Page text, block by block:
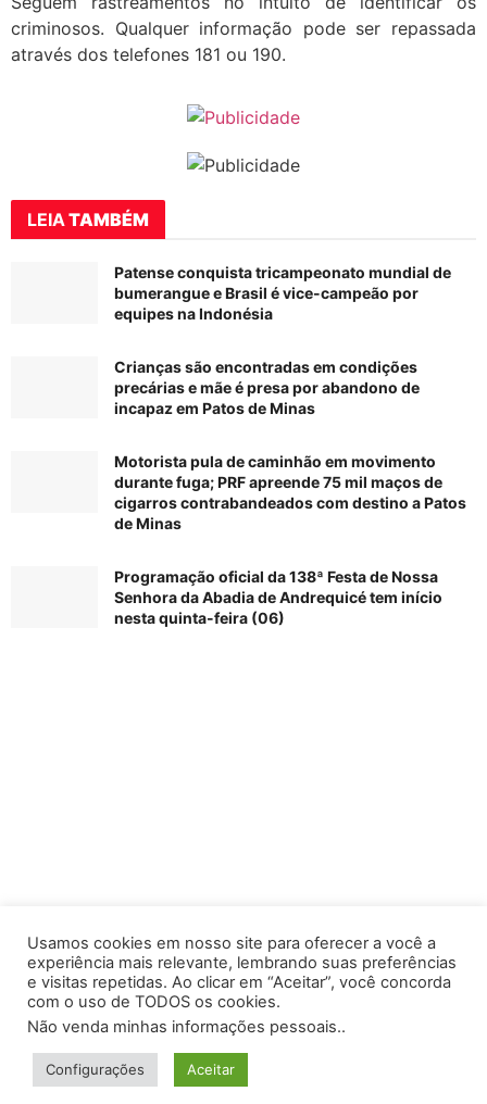
criminosos. Qualquer informação pode ser repassada
através dos telefones 181 ou 190.
LEIA TAMBÉM
Patense conquista tricampeonato mundial de
bumerangue e Brasil é vice-campeão por
equipes na Indonésia
Crianças são encontradas em condições
precárias e mãe é presa por abandono de
incapaz em Patos de Minas
Motorista pula de caminhão em movimento
durante fuga; PRF apreende 75 mil maços de
cigarros contrabandeados com destino a Patos
de Minas
Programação oficial da 138ª Festa de Nossa
Senhora da Abadia de Andrequicé tem início
nesta quinta-feira (06)
PONotícias
- Todos os direitos reservados -
Usamos cookies em nosso site para oferecer a você a
experiência mais relevante, lembrando suas preferências
e visitas repetidas. Ao clicar em “Aceitar”, você concorda
com o uso de TODOS os cookies.
Não venda minhas informações pessoais..
Configurações Aceitar